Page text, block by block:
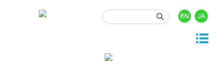

关于我们
产品与服务
新闻资讯
投资者关系
人力资源